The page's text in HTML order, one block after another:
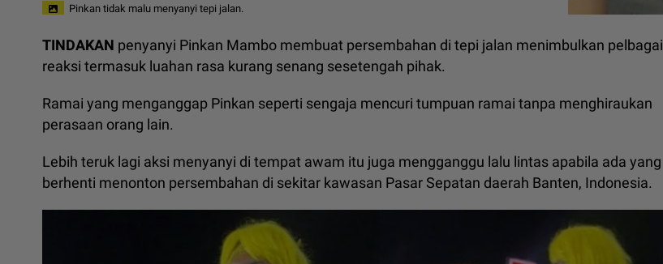
Pinkan tidak malu menyanyi tepi jalan.
TINDAKAN penyanyi Pinkan Mambo membuat persembahan di tepi jalan menimbulkan pelbagai
reaksi termasuk luahan rasa kurang senang sesetengah pihak.
Ramai yang menganggap Pinkan seperti sengaja mencuri tumpuan ramai tanpa menghiraukan
perasaan orang lain.
Lebih teruk lagi aksi menyanyi di tempat awam itu juga mengganggu lalu lintas apabila ada yang
berhenti menonton persembahan di sekitar kawasan Pasar Sepatan daerah Banten, Indonesia.